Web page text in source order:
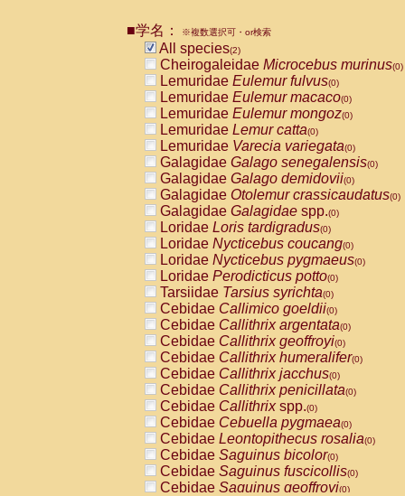
■学名： ※複数選択可・or検索
All species(2)
Cheirogaleidae Microcebus murinus(0)
Lemuridae Eulemur fulvus(0)
Lemuridae Eulemur macaco(0)
Lemuridae Eulemur mongoz(0)
Lemuridae Lemur catta(0)
Lemuridae Varecia variegata(0)
Galagidae Galago senegalensis(0)
Galagidae Galago demidovii(0)
Galagidae Otolemur crassicaudatus(0)
Galagidae Galagidae spp.(0)
Loridae Loris tardigradus(0)
Loridae Nycticebus coucang(0)
Loridae Nycticebus pygmaeus(0)
Loridae Perodicticus potto(0)
Tarsiidae Tarsius syrichta(0)
Cebidae Callimico goeldii(0)
Cebidae Callithrix argentata(0)
Cebidae Callithrix geoffroyi(0)
Cebidae Callithrix humeralifer(0)
Cebidae Callithrix jacchus(0)
Cebidae Callithrix penicillata(0)
Cebidae Callithrixspp.(0)
Cebidae Cebuella pygmaea(0)
Cebidae Leontopithecus rosalia(0)
Cebidae Saguinus bicolor(0)
Cebidae Saguinus fuscicollis(0)
Cebidae Saguinus geoffroyi(0)